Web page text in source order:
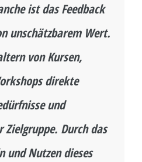
ist das Feedback
unschätzbarem Wert.
von Kursen,
direkte
und
Durch das
und Nutzen dieses